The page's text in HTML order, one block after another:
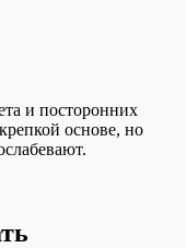
и посторонних
основе, но